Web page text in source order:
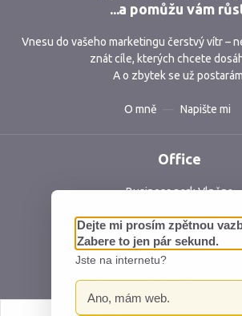
...a pomůžu vám
Vnesu do vašeho marketingu čerstvý vítr –
znát cíle, kterých chcete
A o zbytek se už
O mně Napište mi
Office
Business park Vlněna
Česká republika
IČ: 06762409 DIČ: